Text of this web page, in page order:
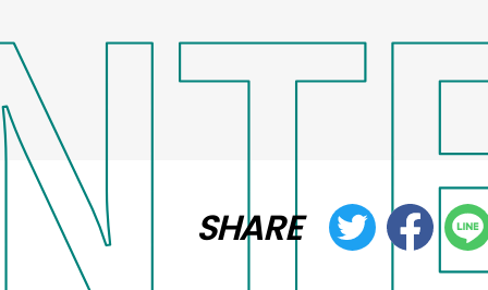
SHARE